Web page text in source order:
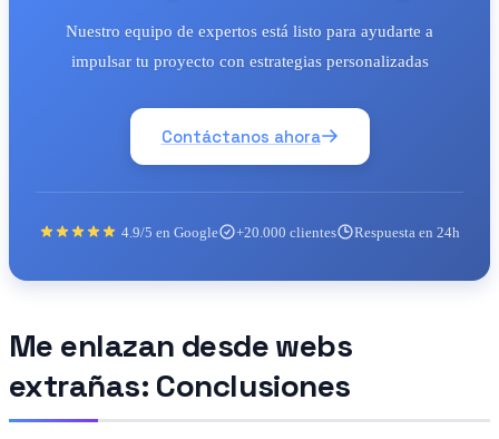
Nuestro equipo de expertos está listo para ayudarte a
impulsar tu proyecto con estrategias personalizadas
Contáctanos ahora
4.9/5 en Google +20.000 clientes Respuesta en 24h
Me enlazan desde webs
extrañas: Conclusiones